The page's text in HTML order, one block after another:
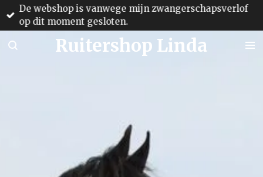
Ga
direct
de
Ruitershop Linda
De webshop is vanwege mijn zwangerschapsverlof
op dit moment gesloten.